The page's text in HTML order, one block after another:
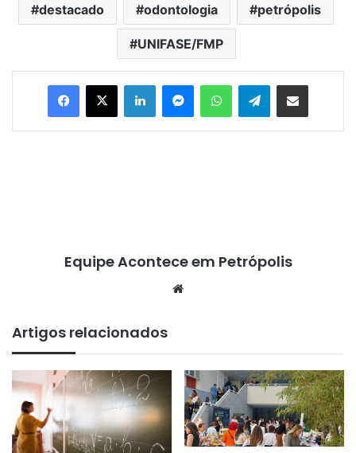
destacado odontologia petrópolis
UNIFASE/FMP
Telegram
Equipe Acontece em Petrópolis
Artigos relacionados